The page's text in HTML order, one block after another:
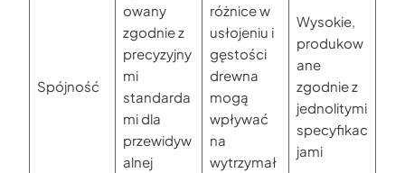
Spójność
owany
zgodnie z
precyzyjny
mi
standarda
mi dla
przewidyw
alnej
różnice w
usłojeniu i
gęstości
drewna
mogą
wpływać
na
wytrzymał
Wysokie,
produkow
ane
zgodnie z
jednolitymi
specyfikac
jami